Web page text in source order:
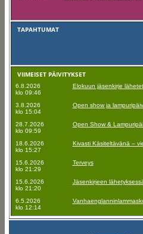
TAPAHTUMAT
VIIMEISET PÄIVITYKSET
6.8.2026
klo 09:46
Elokuun jäsenkirje
3.8.2026
klo 15:04
Open show ja
28.7.2026
klo 09:59
Open Show &
18.6.2026
klo 15:27
Kivasti Käsiteltävänä –
15.6.2026
klo 21:29
Terveys
15.6.2026
klo 21:20
Jäsenkirjeen
6.5.2026
klo 12:14